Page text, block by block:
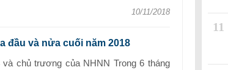
10/11/2018
đầu và nửa cuối năm 2018
chủ trương của NHNN Trong 6 tháng
11